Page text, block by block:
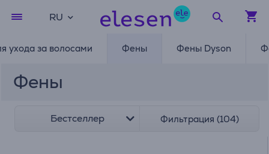
RU
ухода за волосами Фены Фены Dyson
Фены
Бестселлер Фильтрация (104)